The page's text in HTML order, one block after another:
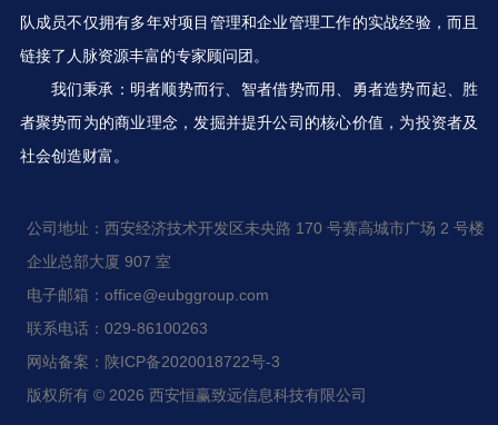
队成员不仅拥有多年对项目管理和企业管理工作的实战经验，而且
链接了人脉资源丰富的专家顾问团。
我们秉承：明者顺势而行、智者借势而用、勇者造势而起、胜
者聚势而为的商业理念，发掘并提升公司的核心价值，为投资者及
社会创造财富。
公司地址：西安经济技术开发区未央路 170 号赛高城市广场 2 号楼
企业总部大厦 907 室
电子邮箱：office@eubggroup.com
联系电话：029-86100263
网站备案：陕ICP备2020018722号-3
版权所有 © 2026 西安恒赢致远信息科技有限公司